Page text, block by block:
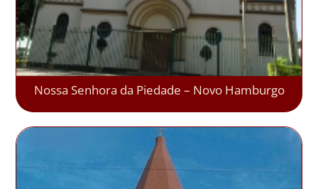
Nossa Senhora da Piedade – Novo Hamburgo